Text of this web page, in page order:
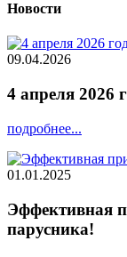
Новости
09.04.2026
4 апреля 2026
подробнее...
01.01.2025
Эффективная
парусника!